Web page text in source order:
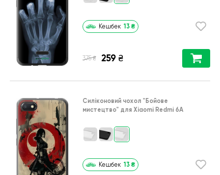
Кешбек 13 ₴
375 ₴ 259 ₴
Силіконовий чохол "Бойове
мистецтво" для Xiaomi Redmi 6A
Кешбек 13 ₴